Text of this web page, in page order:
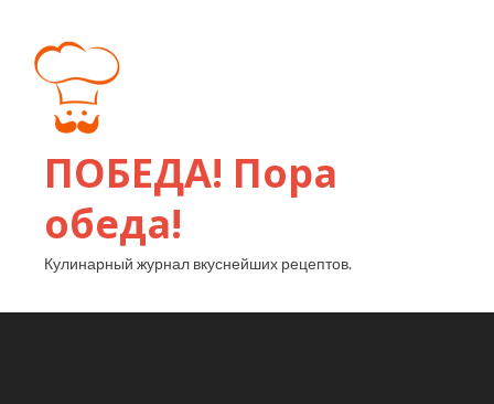
ПОБЕДА! Пора
обеда!
Кулинарный журнал вкуснейших рецептов.